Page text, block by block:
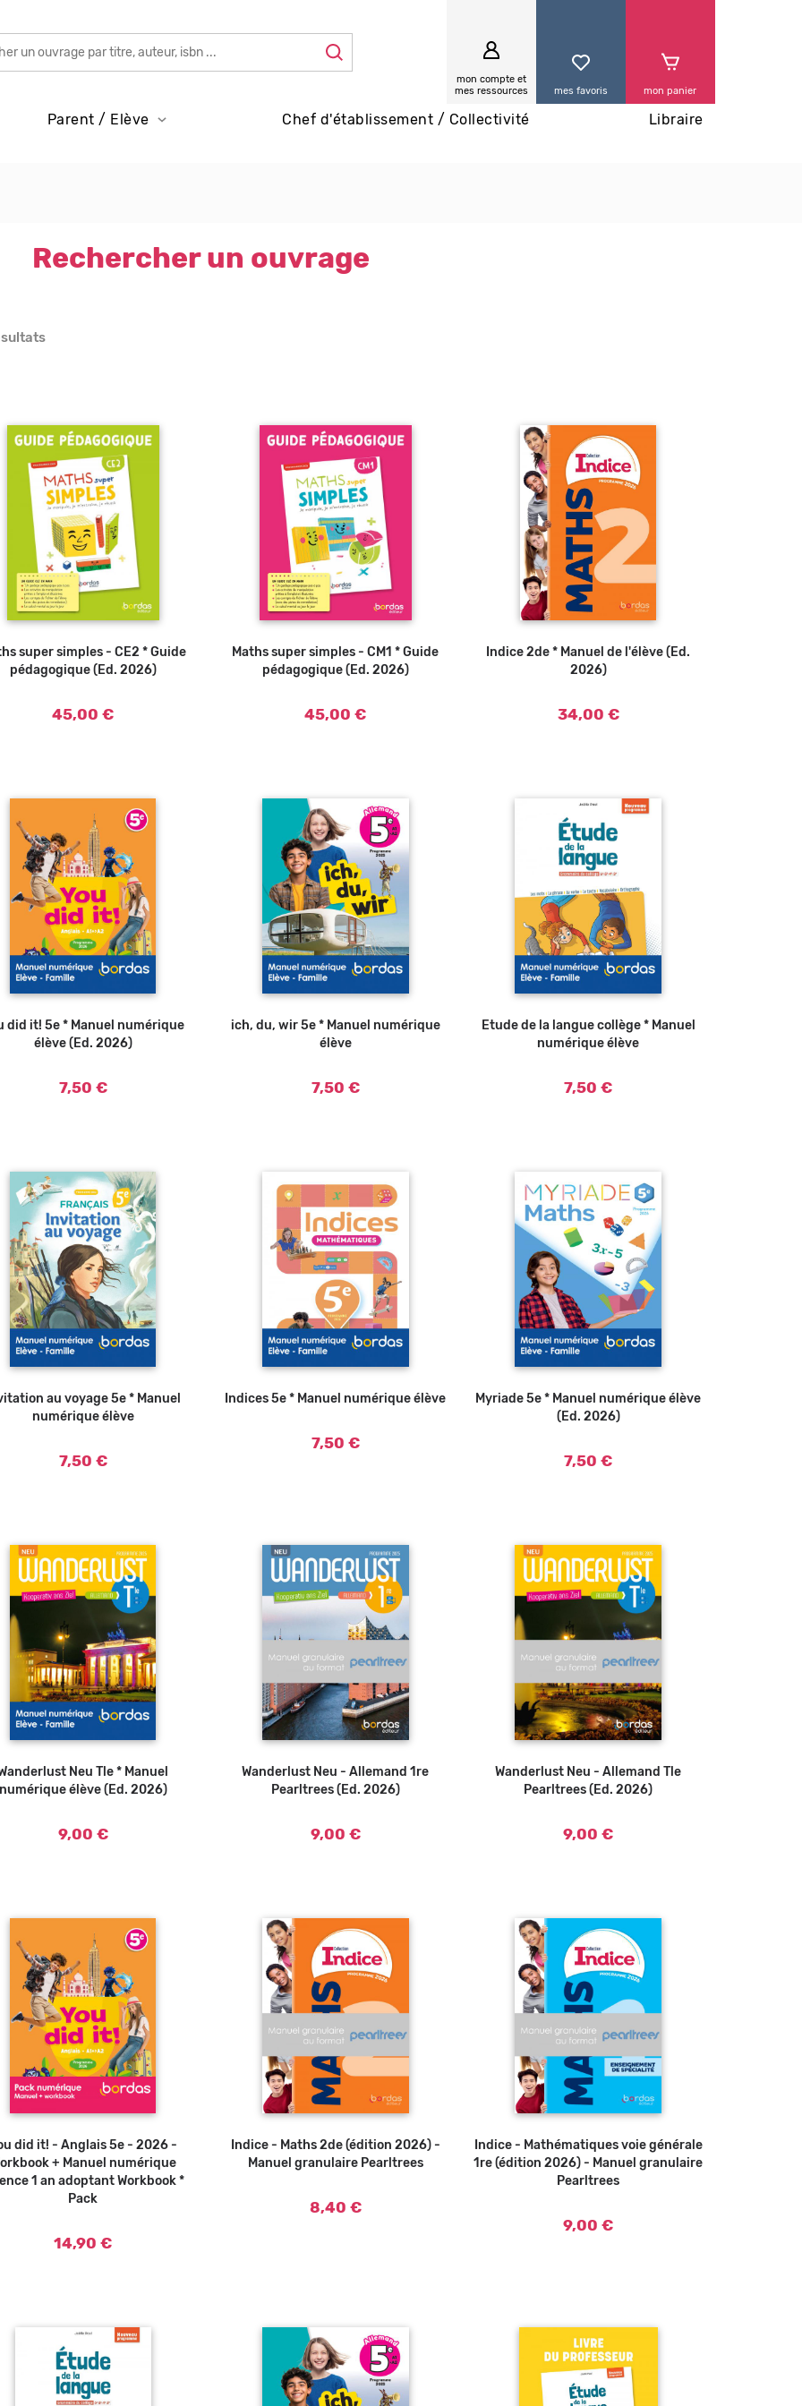
mon compte et
mes ressources
mes favoris mon panier
Parent / Elève Chef d'établissement / Collectivité Libraire
Rechercher un ouvrage
Ajouter au panier
super simples - CE2 * Guide
pédagogique (Ed. 2026)
45,00 €
Ajouter au panier
Maths super simples - CM1 * Guide
pédagogique (Ed. 2026)
45,00 €
Ajouter au panier
Indice 2de * Manuel de l'élève (Ed.
2026)
34,00 €
did it! 5e * Manuel numérique
élève (Ed. 2026)
7,50 €
ich, du, wir 5e * Manuel numérique
élève
7,50 €
Etude de la langue collège * Manuel
numérique élève
7,50 €
au voyage 5e * Manuel
numérique élève
7,50 €
Indices 5e * Manuel numérique élève
7,50 €
Myriade 5e * Manuel numérique élève
(Ed. 2026)
7,50 €
Neu Tle * Manuel
numérique élève (Ed. 2026)
9,00 €
Wanderlust Neu - Allemand 1re
Pearltrees (Ed. 2026)
9,00 €
Wanderlust Neu - Allemand Tle
Pearltrees (Ed. 2026)
9,00 €
did it! - Anglais 5e - 2026 -
+ Manuel numérique
1 an adoptant Workbook *
Pack
14,90 €
Indice - Maths 2de (édition 2026) -
Manuel granulaire Pearltrees
8,40 €
Indice - Mathématiques voie générale
1re (édition 2026) - Manuel granulaire
Pearltrees
9,00 €